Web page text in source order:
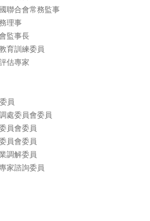
聯合會常務監事
理事
監事長
育訓練委員
估專家
員
處委員會委員
員會委員
員會委員
調解委員
家諮詢委員